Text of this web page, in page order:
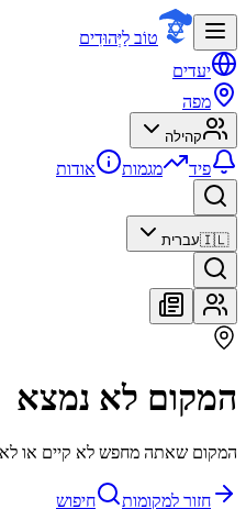
טוֹב לַיְּהוּדִים
יעדים
מפה
קהילה
פיד מגמות אודות
🇮🇱עברית
המקום לא נמצא
המקום שאתה מחפש לא קיים או לא
חזור למקומות
חיפוש